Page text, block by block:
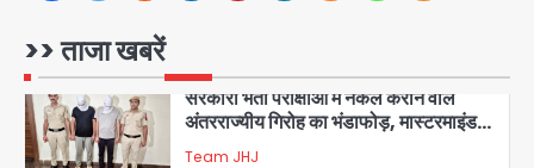
>> ताजा खबरें
3
अंतरराज्यीय गिरोह का भंडाफोड़, मास्टरमाइंड
समेत 7 गिरफ्तार
Team JHJ